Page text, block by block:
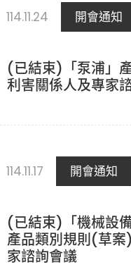
114.11.24 開會通知
(已結束)「泵浦」
利害關係人及專家
114.11.17 開會通知
(已結束)「機械設
產品類別規則(草
家諮詢會議